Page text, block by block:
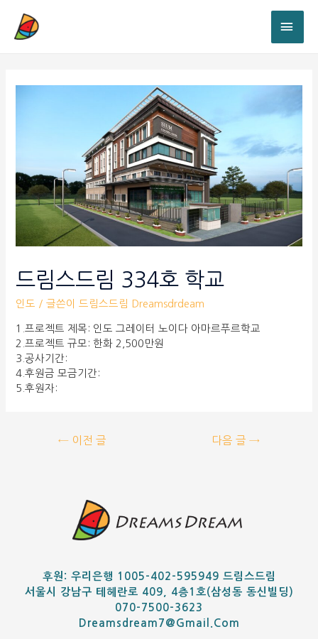
드림스드림 334호 학교
인도 / 글쓴이 드림스드림 Dreamsdrdeam
1.프로젝트 제목: 인도 그레이터 노이다 아마르푸르학교
2.프로젝트 규모: 한화 2,500만원
3.공사기간:
4.후원금 모금기간:
5.후원자:
←이전 글 다음 글→
후원: 우리은행 1005-402-595949 드림스드림
서울시 강남구 테헤란로 409, 4층1호(삼성동 동신빌딩)
070-7500-3623
Dreamsdream7@gmail.com